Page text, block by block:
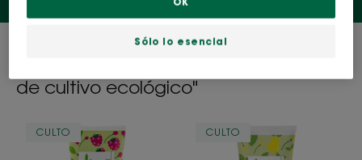
4 resultados "Nuestros productos
de cultivo ecológico"
de
CULTO
de
CULTO
Sólo lo esencial